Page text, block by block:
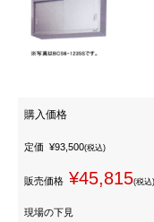
購入価格
定価 ¥93,500(税込)
販売価格 ¥45,815(税込)
現場の下見